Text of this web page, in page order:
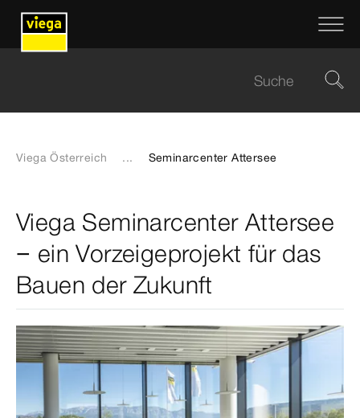
Viega Österreich ... Seminarcenter Attersee
Viega Seminarcenter Attersee
− ein Vorzeigeprojekt für das
Bauen der Zukunft